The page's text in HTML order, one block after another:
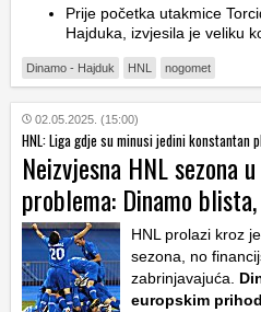
Prije početka utakmice
Hajduka, izvjesila je veliku
Dinamo - Hajduk HNL nogomet
02.05.2025. (15:00)
HNL: Liga gdje su minusi jedini konstantan
Neizvjesna HNL sezona
problema: Dinamo
HNL prolazi kroz
sezona, no
zabrinjavajuća.
europskim